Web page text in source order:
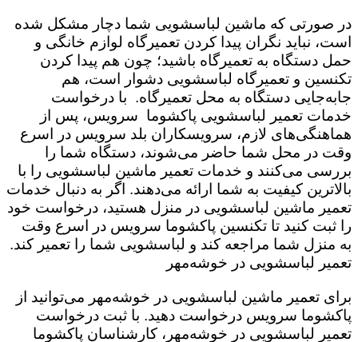
در صورتی که ماشین لباسشویی شما دچار مشکل شده
است،‌ نباید نگران پیدا کردن تعمیرگاه لوازم خانگی و
حمل دستگاه به تعمیرگاه باشید؛ چون هم پیدا کردن
تکنسین و تعمیرگاه لباسشویی دشوار است، هم
جابه‌جایی دستگاه به محل تعمیرگاه. با درخواست
خدمات تعمیر لباسشویی پاکشوما سرویس،‌ پس از
هماهنگی‌های لازم، سرویسکاران بلد سرویس در اسرع
وقت در محل شما حاضر می‌شوند، دستگاه شما را
بررسی می‌کنند و خدمات تعمیر ماشین لباسشویی را با
بالاترین کیفیت به شما ارائه می‌دهند. اگر به دنبال خدمات
تعمیر ماشین لباسشویی در منزل هستید، درخواست خود
را ثبت کنید تا تکنسین پاکشوما سرویس در اسرع وقت
به منزل شما مراجعه کند و لباسشویی شما را تعمیر کند.
تعمیر لباسشویی در خوشه‌مهر
برای تعمیر ماشین لباسشویی در خوشه‌مهر می‌توانید از
پاکشوما سرویس درخواست دهید. با ثبت درخواست
تعمیر لباسشویی در خوشه‌مهر، کارشناسان پاکشوما